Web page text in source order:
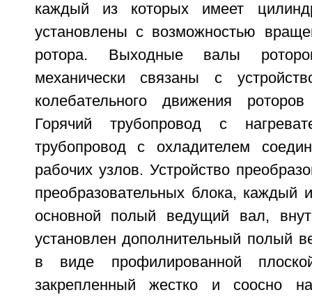
каждый из которых имеет
установлены с возможностью
ротора. Выходные валы
механически связаны с
колебательного движения
Горячий трубопровод с
трубопровод с охладителем
рабочих узлов. Устройство
преобразовательных блока, каждый
основной полый ведущий вал,
установлен дополнительный полый
в виде профилированной
закрепленный жестко и соосно